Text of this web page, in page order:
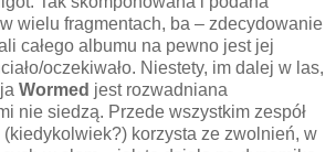
wielu fragmentach, ba – zdecydowanie
całego albumu na pewno jest jej
oczekiwało. Niestety, im dalej w las,
Wormed jest rozwadniana
nie siedzą. Przede wszystkim zespół
korzysta ze zwolnień, w